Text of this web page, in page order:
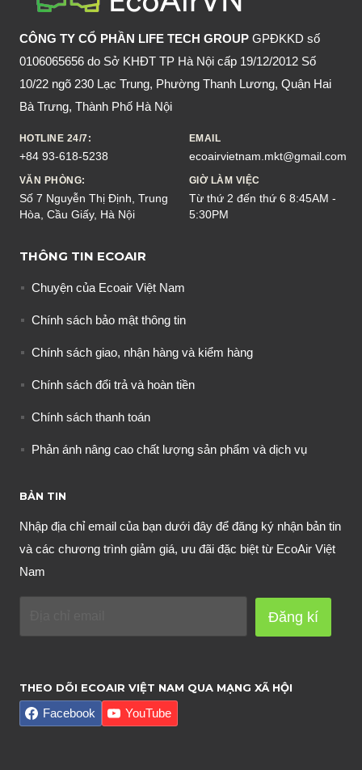
CÔNG TY CỔ PHẦN LIFE TECH GROUP GPĐKKD số
0106065656 do Sở KHĐT TP Hà Nội cấp 19/12/2012 Số
10/22 ngõ 230 Lạc Trung, Phường Thanh Lương, Quận Hai
Bà Trưng, Thành Phố Hà Nội
HOTLINE 24/7:
+84 93-618-5238
EMAIL
ecoairvietnam.mkt@gmail.com
VĂN PHÒNG:
Số 7 Nguyễn Thị Định, Trung
Hòa, Cầu Giấy, Hà Nội
GIỜ LÀM VIỆC
Từ thứ 2 đến thứ 6 8:45AM -
5:30PM
THÔNG TIN ECOAIR
Chuyện của Ecoair Việt Nam
Chính sách bảo mật thông tin
Chính sách giao, nhận hàng và kiểm hàng
Chính sách đổi trả và hoàn tiền
Chính sách thanh toán
Phản ánh nâng cao chất lượng sản phẩm và dịch vụ
BẢN TIN
Nhập địa chỉ email của bạn dưới đây để đăng ký nhận bản tin
và các chương trình giảm giá, ưu đãi đặc biệt từ EcoAir Việt
Nam
Đăng kí
THEO DÕI ECOAIR VIỆT NAM QUA MẠNG XÃ HỘI
Facebook YouTube